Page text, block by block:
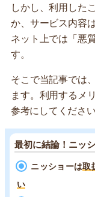
しかし、利用した
か、サービス内容
ネット上では「悪
す。
そこで当記事では
ます。利用するメ
参考にしてください
最初に結論！ニッ
ニッショーは取
い